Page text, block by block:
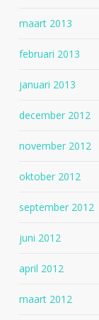
maart 2013
februari 2013
januari 2013
december 2012
november 2012
oktober 2012
september 2012
juni 2012
april 2012
maart 2012